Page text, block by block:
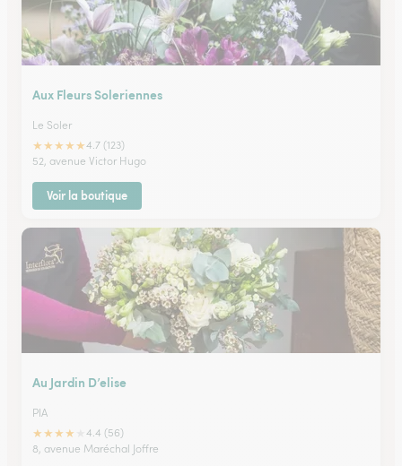
Aux Fleurs Soleriennes
Le Soler
★★★★★4.7 (123)
52, avenue Victor Hugo
Voir la boutique
Au Jardin D’elise
PIA
★★★★
4.4 (56)
8, avenue Maréchal Joffre